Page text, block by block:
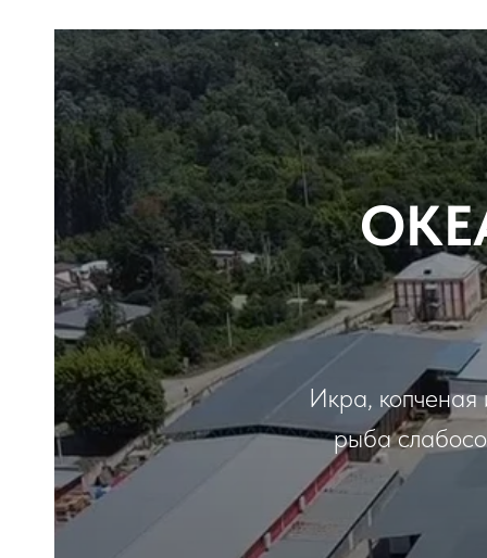
Икра, копченая
рыба